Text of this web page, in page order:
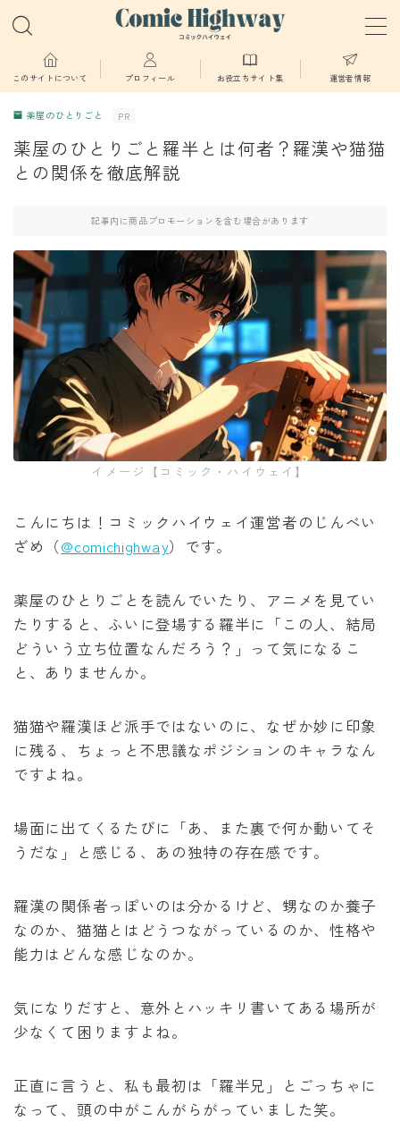
MENU
少年・青年向け
少女・女性向け
TL・BL漫画
異世界物語
漫画
葬送のフリーレン
みいちゃんと山田さん
作戦名は純情
枯れた花に涙を
薬屋のひとりごと
黒執事
俺だけレベルアップな件
オフィスの彼女
泣いてみろ、乞うてもいい
君に届け
春の嵐とモンスター
このサイトについて プロフィール お役立ちサイト集 運営者情報
薬屋のひとりごと PR
薬屋のひとりごと羅半とは何者？羅漢や猫猫
との関係を徹底解説
記事内に商品プロモーションを含む場合があります
イメージ【コミック・ハイウェイ】
こんにちは！コミックハイウェイ運営者のじんべい
ざめ（@comichighway）です。
薬屋のひとりごとを読んでいたり、アニメを見てい
たりすると、ふいに登場する羅半に「この人、結局
どういう立ち位置なんだろう？」って気になるこ
と、ありませんか。
猫猫や羅漢ほど派手ではないのに、なぜか妙に印象
に残る、ちょっと不思議なポジションのキャラなん
ですよね。
場面に出てくるたびに「あ、また裏で何か動いてそ
うだな」と感じる、あの独特の存在感です。
羅漢の関係者っぽいのは分かるけど、甥なのか養子
なのか、猫猫とはどうつながっているのか、性格や
能力はどんな感じなのか。
気になりだすと、意外とハッキリ書いてある場所が
少なくて困りますよね。
正直に言うと、私も最初は「羅半兄」とごっちゃに
なって、頭の中がこんがらがっていました笑。